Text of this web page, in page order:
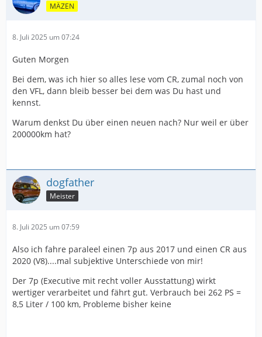
MÄZEN
8. Juli 2025 um 07:24
Guten Morgen
Bei dem, was ich hier so alles lese vom CR, zumal noch von
den VFL, dann bleib besser bei dem was Du hast und
kennst.
Warum denkst Du über einen neuen nach? Nur weil er über
200000km hat?
dogfather
Meister
8. Juli 2025 um 07:59
Also ich fahre paraleel einen 7p aus 2017 und einen CR aus
2020 (V8)....mal subjektive Unterschiede von mir!
Der 7p (Executive mit recht voller Ausstattung) wirkt
wertiger verarbeitet und fährt gut. Verbrauch bei 262 PS =
8,5 Liter / 100 km, Probleme bisher keine